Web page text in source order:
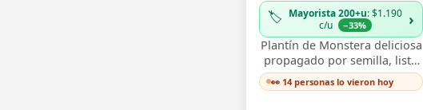
🏷️ Mayorista 200+u: $1.190
c/u
−33% ›
Plantín de Monstera deliciosa
propagado por semilla, listo
para trasplantar y ver crecer
sus icónicas hojas perforadas
👀 14 personas lo vieron hoy